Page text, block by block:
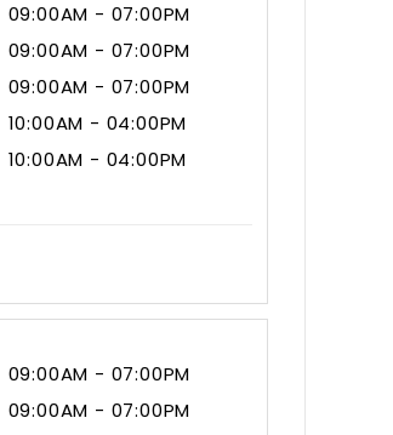
09:00AM - 07:00PM
09:00AM - 07:00PM
09:00AM - 07:00PM
10:00AM - 04:00PM
10:00AM - 04:00PM
09:00AM - 07:00PM
09:00AM - 07:00PM